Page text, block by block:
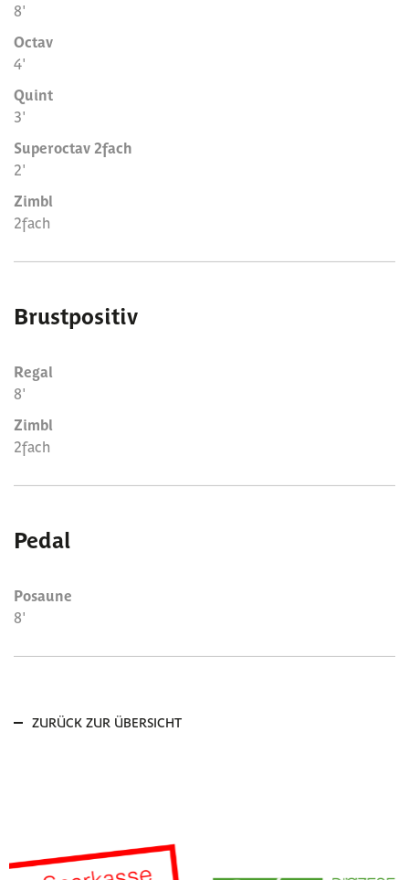
8'
Octav
4'
Quint
3'
Superoctav 2fach
2'
Zimbl
2fach
Brustpositiv
Regal
8'
Zimbl
2fach
Pedal
Posaune
8'
ZURÜCK ZUR ÜBERSICHT